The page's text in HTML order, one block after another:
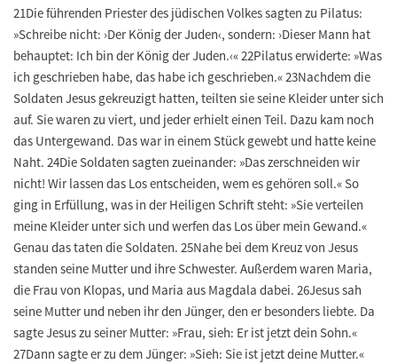
21Die führenden Priester des jüdischen Volkes sagten zu Pilatus:
»Schreibe nicht: ›Der König der Juden‹, sondern: ›Dieser Mann hat
behauptet: Ich bin der König der Juden.‹« 22Pilatus erwiderte: »Was
ich geschrieben habe, das habe ich geschrieben.« 23Nachdem die
Soldaten Jesus gekreuzigt hatten, teilten sie seine Kleider unter sich
auf. Sie waren zu viert, und jeder erhielt einen Teil. Dazu kam noch
das Untergewand. Das war in einem Stück gewebt und hatte keine
Naht. 24Die Soldaten sagten zueinander: »Das zerschneiden wir
nicht! Wir lassen das Los entscheiden, wem es gehören soll.« So
ging in Erfüllung, was in der Heiligen Schrift steht: »Sie verteilen
meine Kleider unter sich und werfen das Los über mein Gewand.«
Genau das taten die Soldaten. 25Nahe bei dem Kreuz von Jesus
standen seine Mutter und ihre Schwester. Außerdem waren Maria,
die Frau von Klopas, und Maria aus Magdala dabei. 26Jesus sah
seine Mutter und neben ihr den Jünger, den er besonders liebte. Da
sagte Jesus zu seiner Mutter: »Frau, sieh: Er ist jetzt dein Sohn.«
27Dann sagte er zu dem Jünger: »Sieh: Sie ist jetzt deine Mutter.«